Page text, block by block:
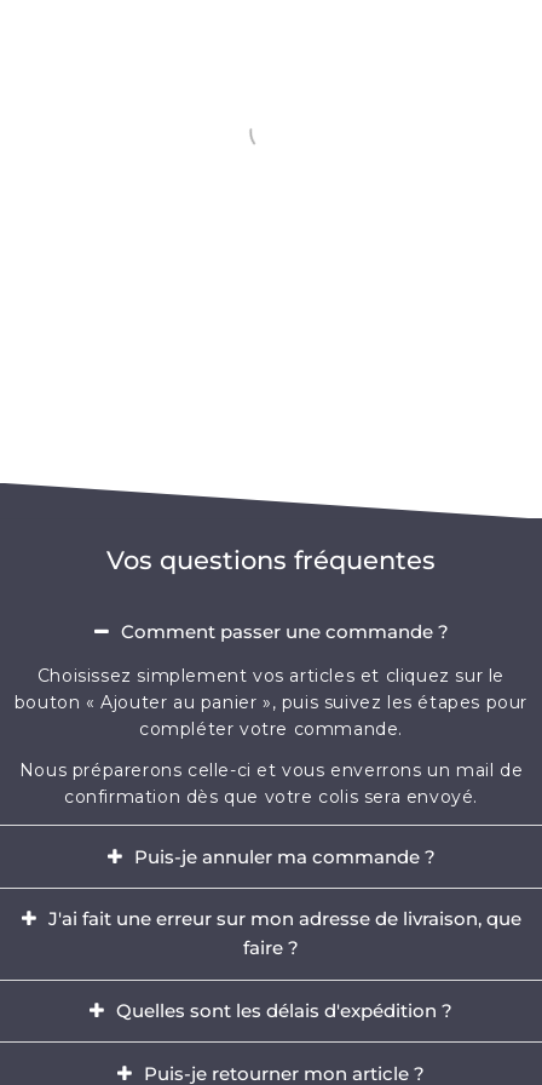
Vos questions fréquentes
Comment passer une commande ?
Choisissez simplement vos articles et cliquez sur le
bouton « Ajouter au panier », puis suivez les étapes pour
compléter votre commande.
Nous préparerons celle-ci et vous enverrons un mail de
confirmation dès que votre colis sera envoyé.
Puis-je annuler ma commande ?
l'heure qui suit votre achat.
J'ai fait une erreur sur mon adresse de livraison, que
faire ?
heures qui suit votre achat. Si l'adresse indiquée pour la
livraison comporte une erreur, contactez-nous
rapidement par email àcontact@mikizi.com
Quelles sont les délais d'expédition ?
Puis-je retourner mon article ?